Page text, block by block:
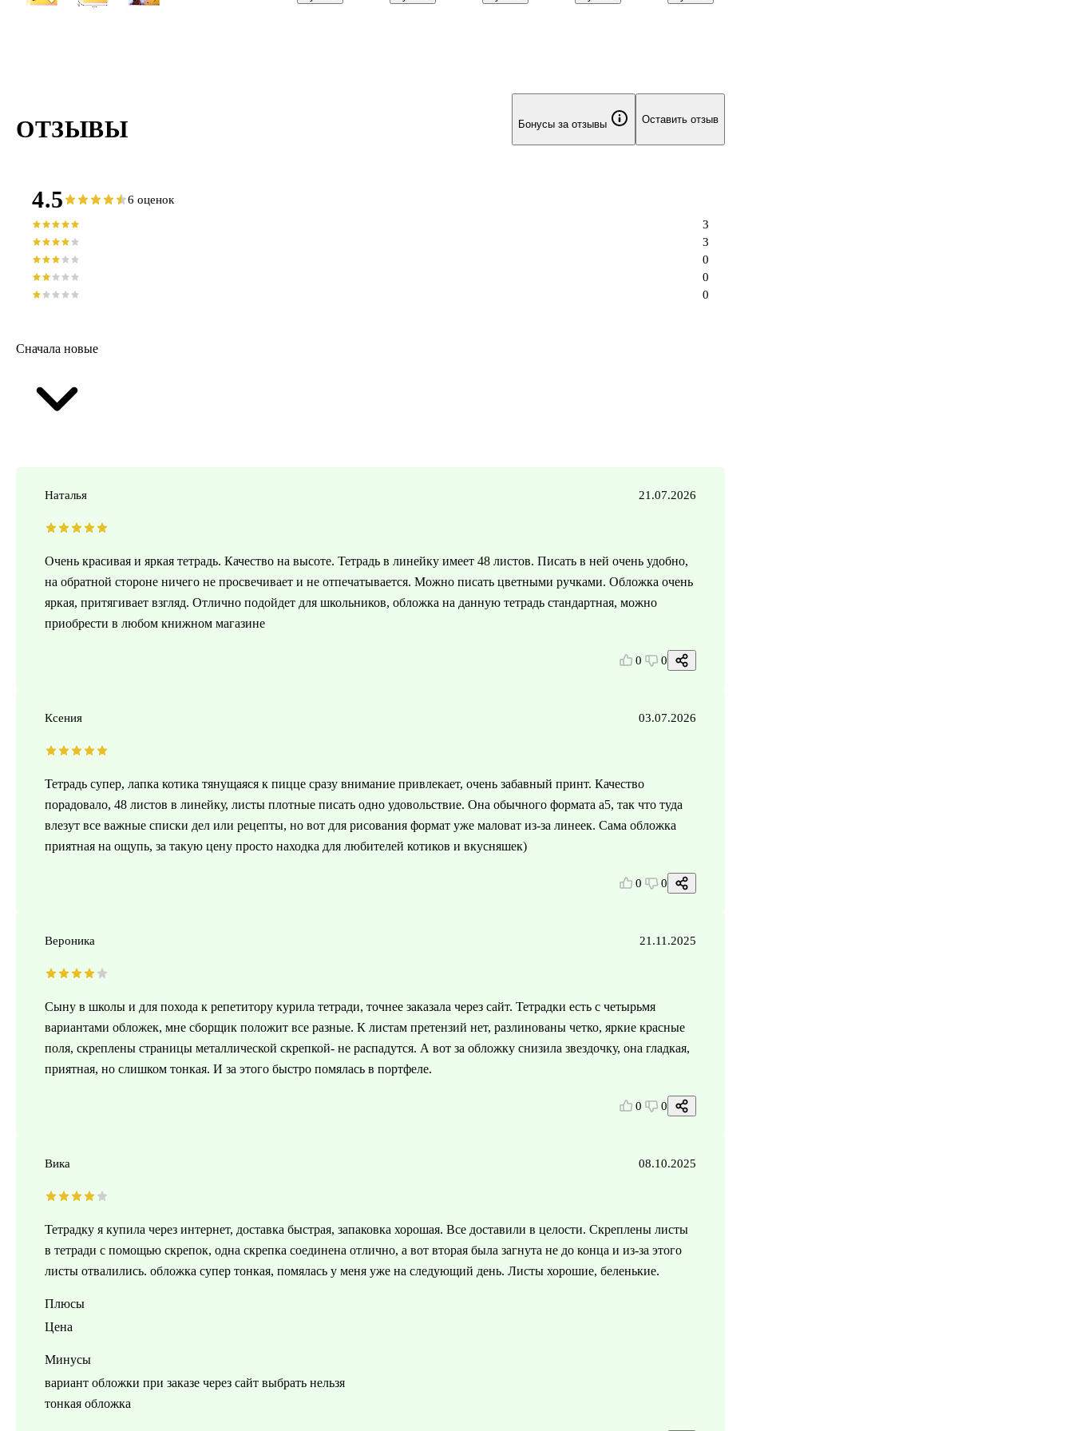
Английский
«Зеленая» 10
листов в клетку,
листов в
ОТЗЫВЫ Бонусы за отзывы Оставить отзыв
4.5 6 оценок
0
0
0
3
3
Сначала новые
Наталья 21.07.2026
Очень красивая и яркая тетрадь. Качество на высоте. Тетрадь в линейку имеет 48 листов. Писать в ней очень удобно,
на обратной стороне ничего не просвечивает и не отпечатывается. Можно писать цветными ручками. Обложка очень
яркая, притягивает взгляд. Отлично подойдет для школьников, обложка на данную тетрадь стандартная, можно
приобрести в любом книжном магазине
0 0
Ксения 03.07.2026
Тетрадь супер, лапка котика тянущаяся к пицце сразу внимание привлекает, очень забавный принт. Качество
порадовало, 48 листов в линейку, листы плотные писать одно удовольствие. Она обычного формата а5, так что туда
влезут все важные списки дел или рецепты, но вот для рисования формат уже маловат из-за линеек. Сама обложка
приятная на ощупь, за такую цену просто находка для любителей котиков и вкусняшек)
0 0
Вероника 21.11.2025
Сыну в школы и для похода к репетитору курила тетради, точнее заказала через сайт. Тетрадки есть с четырьмя
вариантами обложек, мне сборщик положит все разные. К листам претензий нет, разлинованы четко, яркие красные
поля, скреплены страницы металлической скрепкой- не распадутся. А вот за обложку снизила звездочку, она гладкая,
приятная, но слишком тонкая. И за этого быстро помялась в портфеле.
0 0
Вика 08.10.2025
Тетрадку я купила через интернет, доставка быстрая, запаковка хорошая. Все доставили в целости. Скреплены листы
в тетради с помощью скрепок, одна скрепка соединена отлично, а вот вторая была загнута не до конца и из-за этого
листы отвалились. обложка супер тонкая, помялась у меня уже на следующий день. Листы хорошие, беленькие.
Плюсы
Цена
Минусы
вариант обложки при заказе через сайт выбрать нельзя
тонкая обложка